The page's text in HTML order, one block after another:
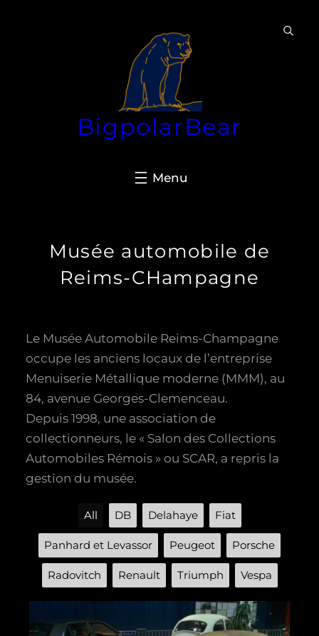
BigpolarBear
Musée automobile de
Reims-CHampagne
Le Musée Automobile Reims-Champagne
occupe les anciens locaux de l’entreprise
Menuiserie Métallique moderne (MMM), au
84, avenue Georges-Clemenceau.
Depuis 1998, une association de
collectionneurs, le « Salon des Collections
Automobiles Rémois » ou SCAR, a repris la
gestion du musée.
All DB Delahaye Fiat
Panhard et Levassor Peugeot Porsche
Radovitch Renault Triumph Vespa